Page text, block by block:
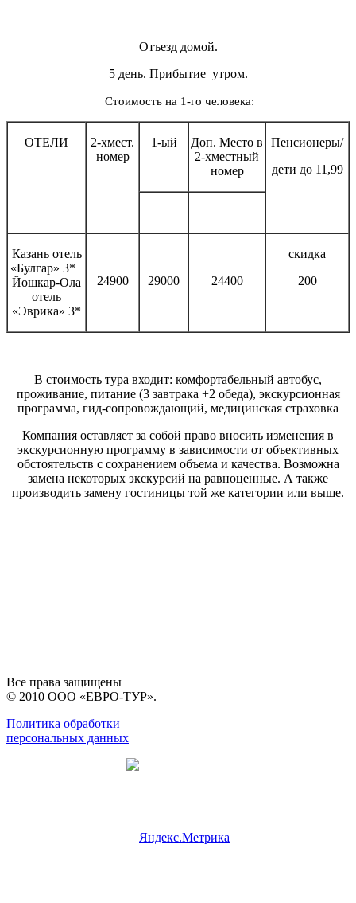
Отъезд домой.
5 день. Прибытие утром.
Стоимость на 1-го человека:
ОТЕЛИ
2-хмест.
номер
1-ый
Доп. Место в
2-хместный
номер
Пенсионеры/
дети до 11,99
Казань отель
«Булгар» 3*+
Йошкар-Ола
отель
«Эврика» 3*
24900 29000 24400
скидка
200
В стоимость тура входит: комфортабельный автобус,
проживание, питание (3 завтрака +2 обеда), экскурсионная
программа, гид-сопровождающий, медицинская страховка
Компания оставляет за собой право вносить изменения в
экскурсионную программу в зависимости от объективных
обстоятельств с сохранением объема и качества. Возможна
замена некоторых экскурсий на равноценные. А также
производить замену гостиницы той же категории или выше.
Все права защищены
© 2010 ООО «ЕВРО-ТУР».
Политика обработки
персональных данных